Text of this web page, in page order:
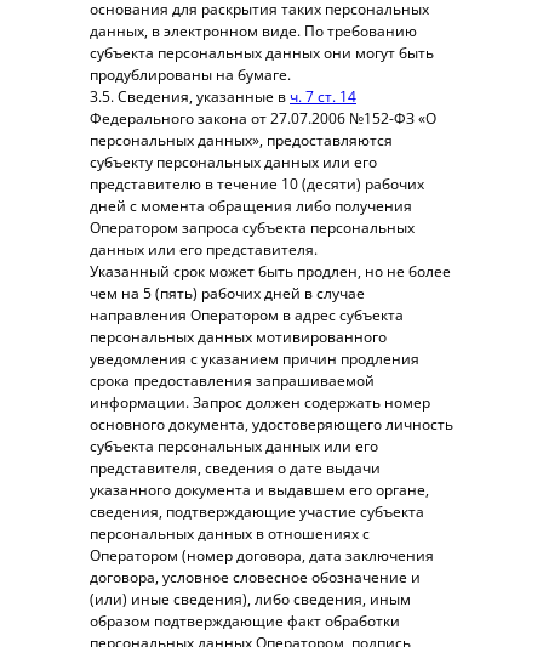
основания для раскрытия таких персональных
данных, в электронном виде. По требованию
субъекта персональных данных они могут быть
продублированы на бумаге.
3.5. Сведения, указанные вч. 7 ст. 14
Федерального закона от 27.07.2006 №152-ФЗ «О
персональных данных», предоставляются
субъекту персональных данных или его
представителю в течение 10 (десяти) рабочих
дней с момента обращения либо получения
Оператором запроса субъекта персональных
данных или его представителя.
Указанный срок может быть продлен, но не более
чем на 5 (пять) рабочих дней в случае
направления Оператором в адрес субъекта
персональных данных мотивированного
уведомления с указанием причин продления
срока предоставления запрашиваемой
информации. Запрос должен содержать номер
основного документа, удостоверяющего личность
субъекта персональных данных или его
представителя, сведения о дате выдачи
указанного документа и выдавшем его органе,
сведения, подтверждающие участие субъекта
персональных данных в отношениях с
Оператором (номер договора, дата заключения
договора, условное словесное обозначение и
(или) иные сведения), либо сведения, иным
образом подтверждающие факт обработки
персональных данных Оператором, подпись